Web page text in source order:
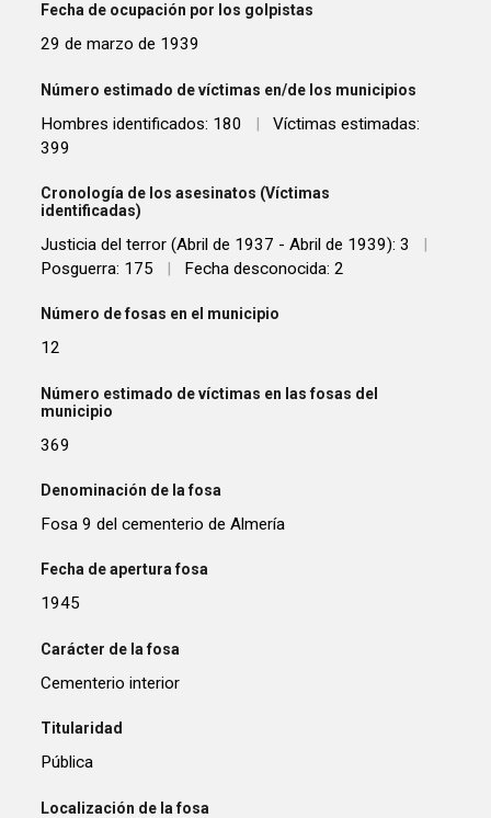
Fecha de ocupación por los golpistas
29 de marzo de 1939
Número estimado de víctimas en/de los municipios
Hombres identificados: 180 |
Víctimas estimadas:
399
Cronología de los asesinatos (Víctimas
identificadas)
Justicia del terror (Abril de 1937 - Abril de 1939): 3
|
Posguerra: 175
| Fecha desconocida: 2
Número de fosas en el municipio
12
Número estimado de víctimas en las fosas del
municipio
369
Denominación de la fosa
Fosa 9 del cementerio de Almería
Fecha de apertura fosa
1945
Carácter de la fosa
Cementerio interior
Titularidad
Pública
Localización de la fosa